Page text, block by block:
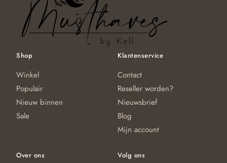
Shop
Winkel
Populair
Nieuw binnen
Sale
Klantenservice
Contact
Reseller worden?
Nieuwsbrief
Blog
Mijn account
Over ons Volg ons